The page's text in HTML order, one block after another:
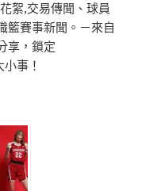
絮,交易傳聞、球員
籃賽事新聞。－來自
享，鎖定
事！